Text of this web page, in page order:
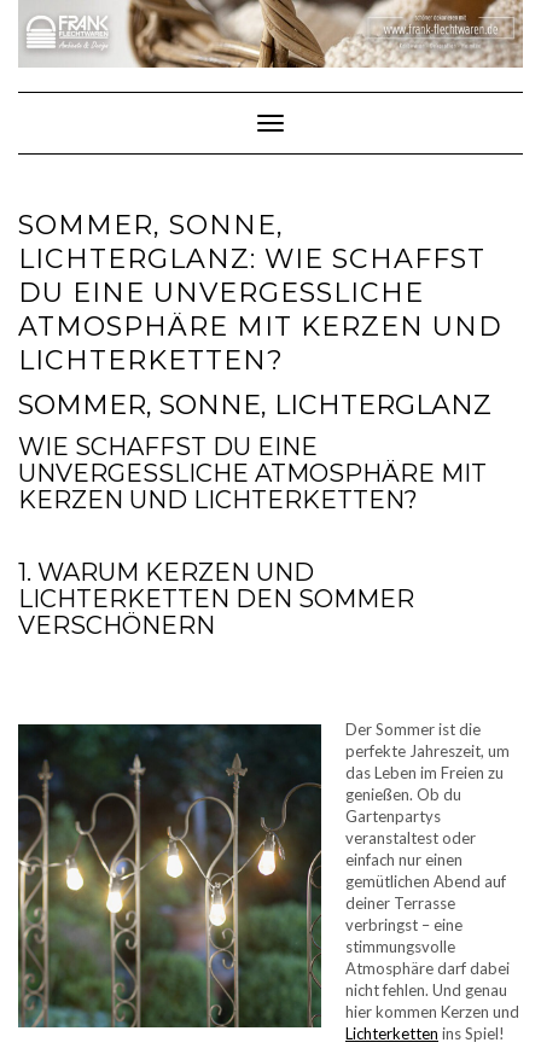
content
Toggle Navigation
SOMMER, SONNE,
LICHTERGLANZ: WIE SCHAFFST
DU EINE UNVERGESSLICHE
ATMOSPHÄRE MIT KERZEN UND
LICHTERKETTEN?
SOMMER, SONNE, LICHTERGLANZ
WIE SCHAFFST DU EINE
UNVERGESSLICHE ATMOSPHÄRE MIT
KERZEN UND LICHTERKETTEN?
1. WARUM KERZEN UND
LICHTERKETTEN DEN SOMMER
VERSCHÖNERN
Der Sommer ist die
perfekte Jahreszeit, um
das Leben im Freien zu
genießen. Ob du
Gartenpartys
veranstaltest oder
einfach nur einen
gemütlichen Abend auf
deiner Terrasse
verbringst – eine
stimmungsvolle
Atmosphäre darf dabei
nicht fehlen. Und genau
hier kommen Kerzen und
Lichterketten ins Spiel!